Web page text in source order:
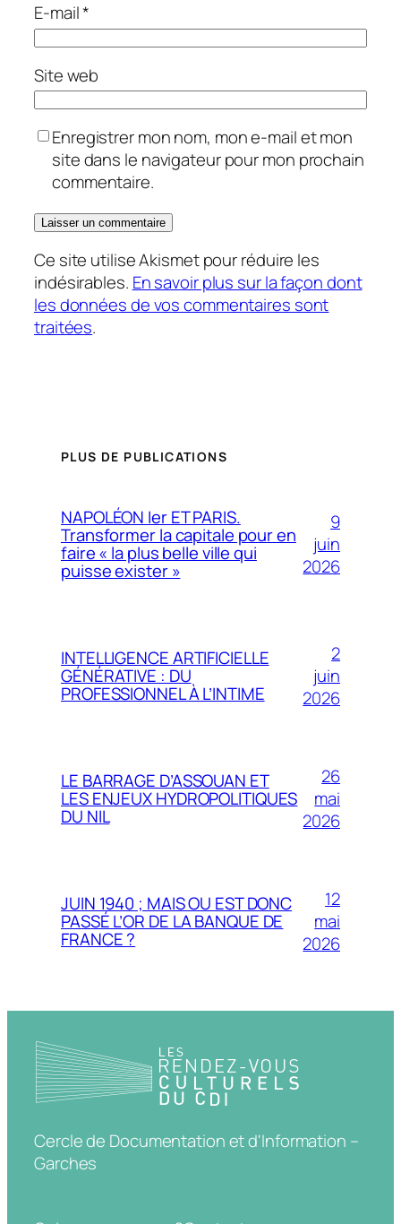
E-mail*
Site web
Enregistrer mon nom, mon e-mail et mon
site dans le navigateur pour mon prochain
commentaire.
Ce site utilise Akismet pour réduire les
indésirables. En savoir plus sur la façon dont
les données de vos commentaires sont
traitées.
PLUS DE PUBLICATIONS
NAPOLÉON Ier ET PARIS.
Transformer la capitale pour en
faire « la plus belle ville qui
puisse exister »
9
juin
2026
INTELLIGENCE ARTIFICIELLE
GÉNÉRATIVE : DU
PROFESSIONNEL À L’INTIME
2
juin
2026
LE BARRAGE D’ASSOUAN ET
LES ENJEUX HYDROPOLITIQUES
DU NIL
26
mai
2026
JUIN 1940 ; MAIS OU EST DONC
PASSÉ L’OR DE LA BANQUE DE
FRANCE ?
12
mai
2026
Cercle de Documentation et d'Information –
Garches